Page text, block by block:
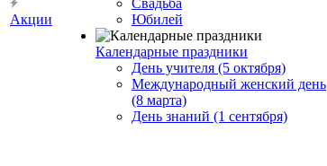
Акции
Свадьба
Юбилей
Календарные праздники
День учителя (5 октября)
Международный женский день
(8 марта)
День знаний (1 сентября)